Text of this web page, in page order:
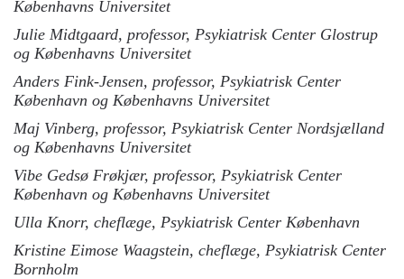
Københavns Universitet
Julie Midtgaard, professor, Psykiatrisk Center Glostrup
og Københavns Universitet
Anders Fink-Jensen, professor, Psykiatrisk Center
København og Københavns Universitet
Maj Vinberg, professor, Psykiatrisk Center Nordsjælland
og Københavns Universitet
Vibe Gedsø Frøkjær, professor, Psykiatrisk Center
København og Københavns Universitet
Ulla Knorr, cheflæge, Psykiatrisk Center København
Kristine Eimose Waagstein, cheflæge, Psykiatrisk Center
Bornholm